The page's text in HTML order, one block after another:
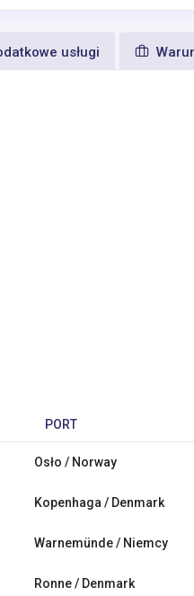
usługi
PORT
Osło / Norway
Kopenhaga / Denmark
Warnemünde / Niemcy
Ronne / Denmark